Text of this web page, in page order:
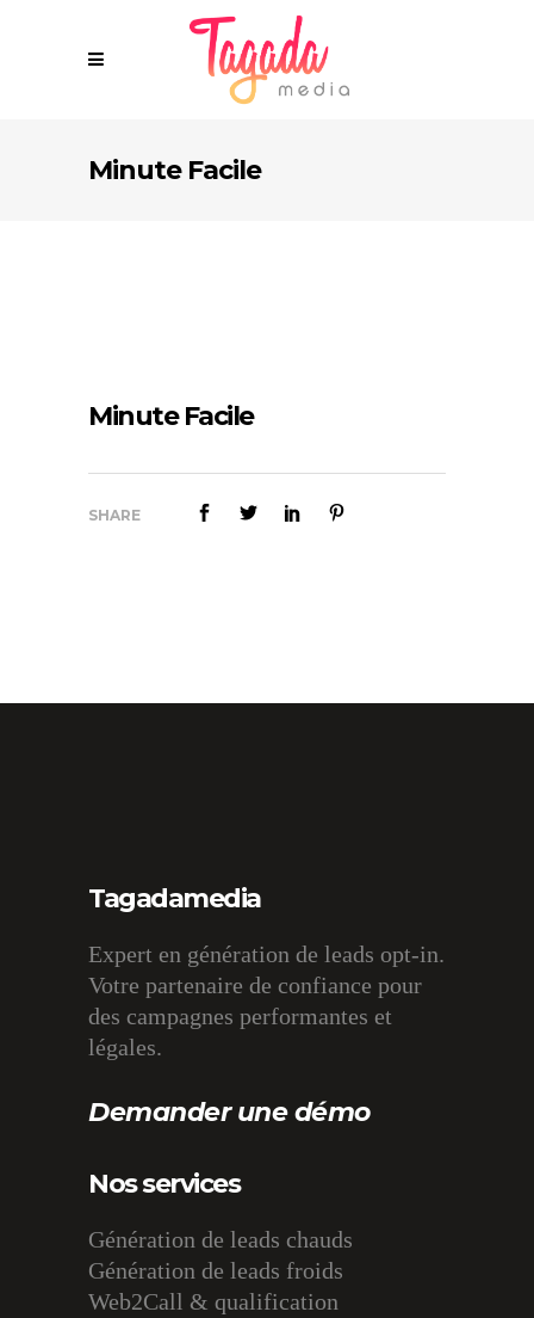
Minute Facile
Minute Facile
SHARE
Tagadamedia
Expert en génération de leads opt-in.
Votre partenaire de confiance pour
des campagnes performantes et
légales.
Demander une démo
Nos services
Génération de leads chauds
Génération de leads froids
Web2Call & qualification